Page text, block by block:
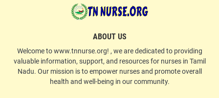
ABOUT US
Welcome to www.tnnurse.org! , we are dedicated to providing
valuable information, support, and resources for nurses in Tamil
Nadu. Our mission is to empower nurses and promote overall
health and well-being in our community.